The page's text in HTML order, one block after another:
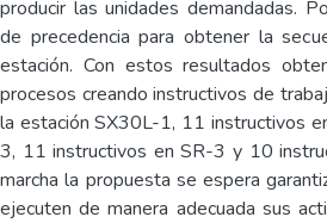
producir las unidades demandadas.
de precedencia para obtener la
estación. Con estos resultados
procesos creando instructivos de
la estación SX30L-1, 11 instructivos
3, 11 instructivos en SR-3 y 10
marcha la propuesta se espera
ejecuten de manera adecuada sus